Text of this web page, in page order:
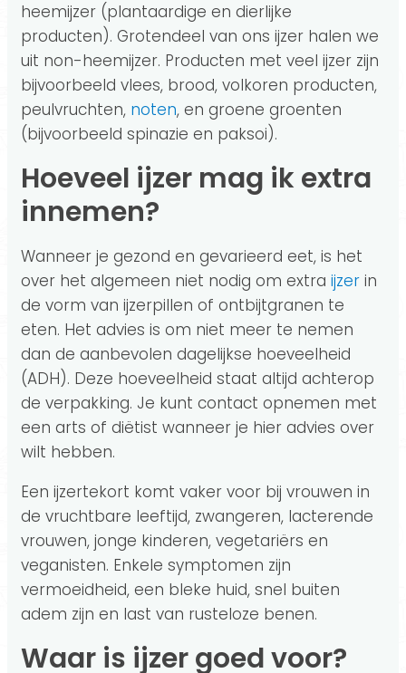
heemijzer (plantaardige en dierlijke
producten). Grotendeel van ons ijzer halen we
uit non-heemijzer. Producten met veel ijzer zijn
bijvoorbeeld vlees, brood, volkoren producten,
peulvruchten, noten, en groene groenten
(bijvoorbeeld spinazie en paksoi).
Hoeveel ijzer mag ik extra
innemen?
Wanneer je gezond en gevarieerd eet, is het
over het algemeen niet nodig om extra ijzer in
de vorm van ijzerpillen of ontbijtgranen te
eten. Het advies is om niet meer te nemen
dan de aanbevolen dagelijkse hoeveelheid
(ADH). Deze hoeveelheid staat altijd achterop
de verpakking. Je kunt contact opnemen met
een arts of diëtist wanneer je hier advies over
wilt hebben.
Een ijzertekort komt vaker voor bij vrouwen in
de vruchtbare leeftijd, zwangeren, lacterende
vrouwen, jonge kinderen, vegetariërs en
veganisten. Enkele symptomen zijn
vermoeidheid, een bleke huid, snel buiten
adem zijn en last van rusteloze benen.
Waar is ijzer goed voor?